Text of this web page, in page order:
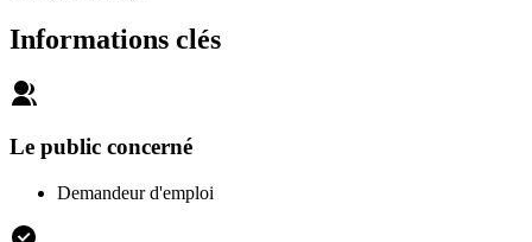
Informations clés
Le public concerné
Demandeur d'emploi